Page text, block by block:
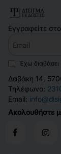
Εγγραφείτε
Έχω διαβάσει
Δαβάκη 14,
Τηλέφωνο:
Email:
Ακολουθήστε